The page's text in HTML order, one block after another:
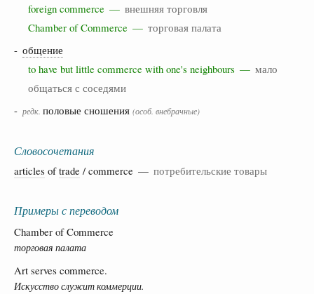
foreign commerce — внешняя торговля
Chamber of Commerce — торговая палата
- общение
to have but little commerce with one's neighbours — мало
общаться с соседями
- редк. половые сношения (особ. внебрачные)
Словосочетания
articles oftrade / commerce — потребительские товары
Примеры с переводом
Chamber of Commerce
торговая палата
Art serves commerce.
Искусство служит коммерции.